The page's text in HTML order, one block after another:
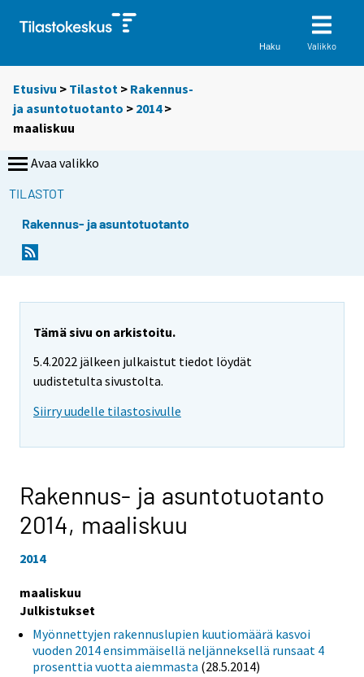
Haku Valikko
Etusivu > Tilastot > Rakennus-
ja asuntotuotanto > 2014>
maaliskuu
Avaa valikko
TILASTOT
Rakennus- ja asuntotuotanto
Tämä sivu on arkistoitu.
5.4.2022 jälkeen julkaistut tiedot löydät
uudistetulta sivustolta.
Siirry uudelle tilastosivulle
Rakennus- ja asuntotuotanto
2014, maaliskuu
2014
maaliskuu
Julkistukset
Myönnettyjen rakennuslupien kuutiomäärä kasvoi
vuoden 2014 ensimmäisellä neljänneksellä runsaat 4
prosenttia vuotta aiemmasta (28.5.2014)